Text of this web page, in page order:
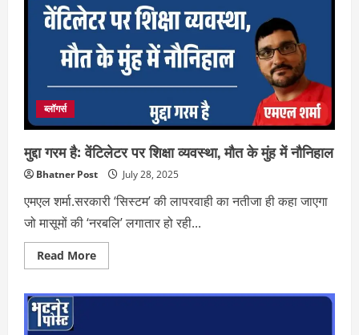
ब्लॉगर्स
मुद्दा गरम है: वेंटिलेटर पर शिक्षा व्यवस्था, मौत के मुंह में नौनिहाल
Bhatner Post July 28, 2025
एमएल शर्मा.सरकारी ‘सिस्टम’ की लापरवाही का नतीजा ही कहा जाएगा
जो मासूमों की ‘नरबलि’ लगातार हो रही...
Read MoreRead
more
गरम